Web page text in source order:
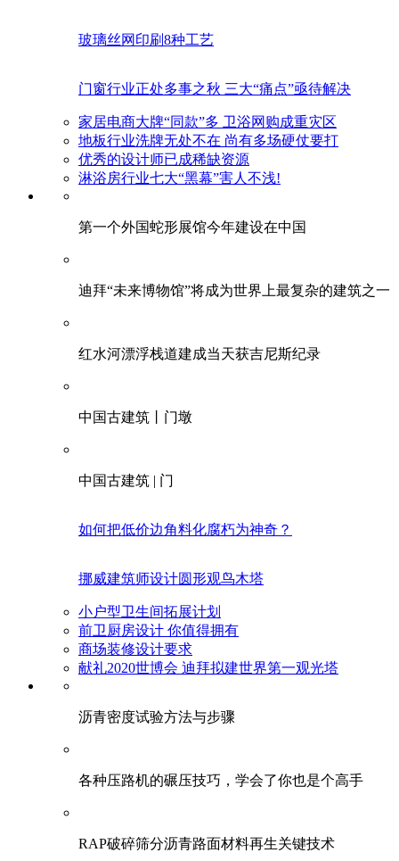
玻璃丝网印刷8种工艺
门窗行业正处多事之秋 三大“痛点”亟待解决
家居电商大牌“同款”多 卫浴网购成重灾区
地板行业洗牌无处不在 尚有多场硬仗要打
优秀的设计师已成稀缺资源
淋浴房行业七大“黑幕”害人不浅!
第一个外国蛇形展馆今年建设在中国
迪拜“未来博物馆”将成为世界上最复杂的建筑之一
红水河漂浮栈道建成当天获吉尼斯纪录
中国古建筑丨门墩
中国古建筑 | 门
如何把低价边角料化腐朽为神奇？
挪威建筑师设计圆形观鸟木塔
小户型卫生间拓展计划
前卫厨房设计 你值得拥有
商场装修设计要求
献礼2020世博会 迪拜拟建世界第一观光塔
​沥青密度试验方法与步骤
各种压路机的碾压技巧，学会了你也是个高手
RAP破碎筛分沥青路面材料再生关键技术